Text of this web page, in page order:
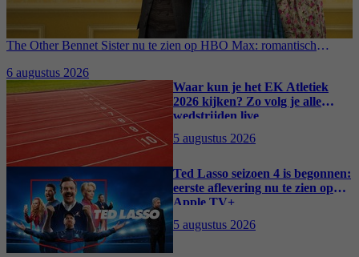
The Other Bennet Sister nu te zien op HBO Max: romantisch
6 augustus 2026
Waar kun je het EK Atletiek
2026 kijken? Zo volg je alle
wedstrijden live
5 augustus 2026
Ted Lasso seizoen 4 is begonnen:
eerste aflevering nu te zien op
Apple TV+
5 augustus 2026